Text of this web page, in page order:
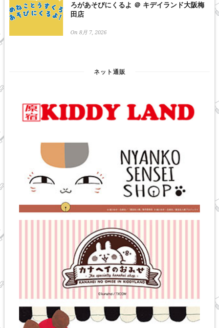
ろがあそびにくるよ ＠ キデイランド大阪梅
田店
On 8月 7, 2026
ネット通販